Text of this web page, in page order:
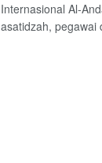
Internasional Al-
asatidzah, pegawai